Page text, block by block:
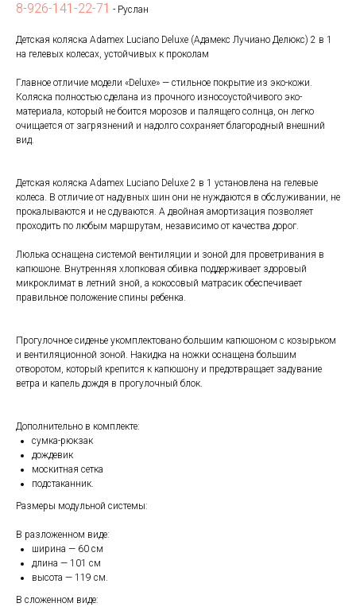
8-926-141-22-71 - Руслан
Детская коляска Adamex Luciano Deluxe (Адамекс Лучиано Делюкс) 2 в 1
на гелевых колесах, устойчивых к проколам
Главное отличие модели «Deluxe» — стильное покрытие из эко-кожи.
Коляска полностью сделана из прочного износоустойчивого эко-
материала, который не боится морозов и палящего солнца, он легко
очищается от загрязнений и надолго сохраняет благородный внешний
вид.
Детская коляска Adamex Luciano Deluxe 2 в 1 установлена на гелевые
колеса. В отличие от надувных шин они не нуждаются в обслуживании, не
прокалываются и не сдуваются. А двойная амортизация позволяет
проходить по любым маршрутам, независимо от качества дорог.
Люлька оснащена системой вентиляции и зоной для проветривания в
капюшоне. Внутренняя хлопковая обивка поддерживает здоровый
микроклимат в летний зной, а кокосовый матрасик обеспечивает
правильное положение спины ребенка.
Прогулочное сиденье укомплектовано большим капюшоном с козырьком
и вентиляционной зоной. Накидка на ножки оснащена большим
отворотом, который крепится к капюшону и предотвращает задувание
ветра и капель дождя в прогулочный блок.
Дополнительно в комплекте:
сумка-рюкзак
дождевик
москитная сетка
подстаканник.
Размеры модульной системы:
В разложенном виде:
ширина — 60 см
длина — 101 см
высота — 119 см.
В сложенном виде: